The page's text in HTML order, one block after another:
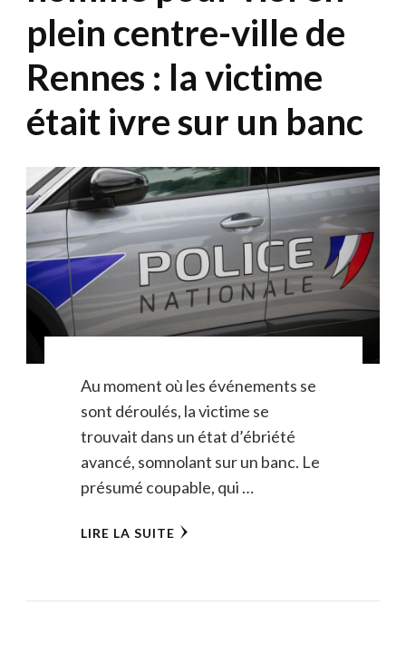
plein centre-ville de
Rennes : la victime
était ivre sur un banc
Au moment où les événements se
sont déroulés, la victime se
trouvait dans un état d’ébriété
avancé, somnolant sur un banc. Le
présumé coupable, qui …
LIRE LA SUITE